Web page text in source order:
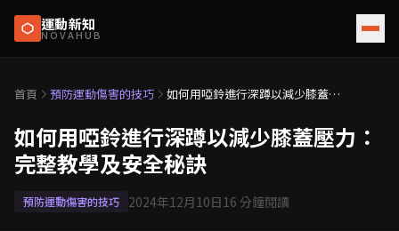
運動新知
NOVAHUB
首頁 預防運動傷害的技巧
如何用啞鈴進行深蹲以減少膝蓋壓
如何用啞鈴進行深蹲以減少膝蓋壓力：
完整教學及安全秘訣
預防運動傷害的技巧 2024年12月10日16 分鐘閱讀